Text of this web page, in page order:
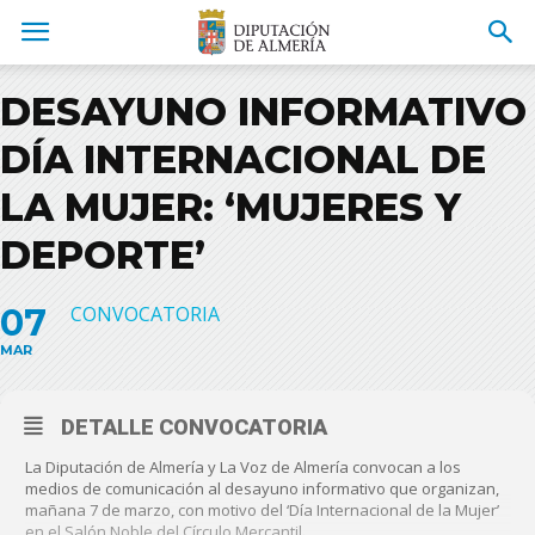
DESAYUNO INFORMATIVO
DÍA INTERNACIONAL DE
LA MUJER: ‘MUJERES Y
DEPORTE’
07
MAR
CONVOCATORIA
DETALLE CONVOCATORIA
La Diputación de Almería y La Voz de Almería convocan a los
medios de comunicación al desayuno informativo que organizan,
mañana 7 de marzo, con motivo del ‘Día Internacional de la Mujer’